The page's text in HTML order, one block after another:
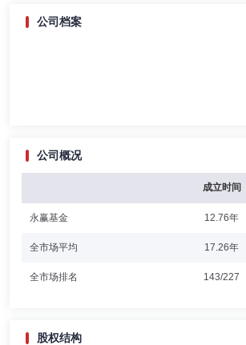
公司档案
公司概况
成立时间
永赢基金 12.76年
全市场平均 17.26年
全市场排名 143/227
股权结构